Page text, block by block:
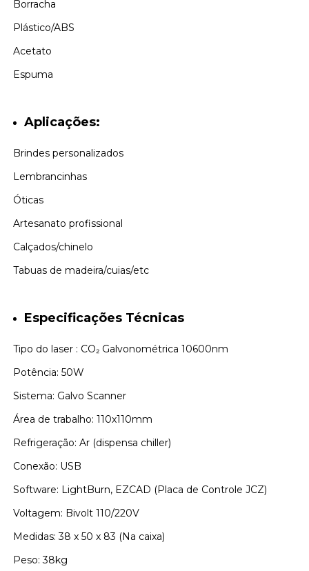
Borracha
Plástico/ABS
Acetato
Espuma
Aplicações:
Brindes personalizados
Lembrancinhas
Óticas
Artesanato profissional
Calçados/chinelo
Tabuas de madeira/cuias/etc
Especificações Técnicas
Tipo do laser : CO₂ Galvonométrica 10600nm
Potência: 50W
Sistema: Galvo Scanner
Área de trabalho: 110x110mm
Refrigeração: Ar (dispensa chiller)
Conexão: USB
Software: LightBurn, EZCAD (Placa de Controle JCZ)
Voltagem: Bivolt 110/220V
Medidas: 38 x 50 x 83 (Na caixa)
Peso: 38kg